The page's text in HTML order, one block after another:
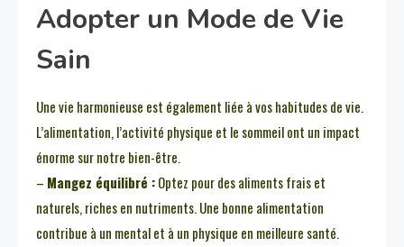
Adopter un Mode de Vie
Sain
Une vie harmonieuse est également liée à vos habitudes de vie.
L’alimentation, l’activité physique et le sommeil ont un impact
énorme sur notre bien-être.
– Mangez équilibré :Optez pour des aliments frais et
naturels, riches en nutriments. Une bonne alimentation
contribue à un mental et à un physique en meilleure santé.